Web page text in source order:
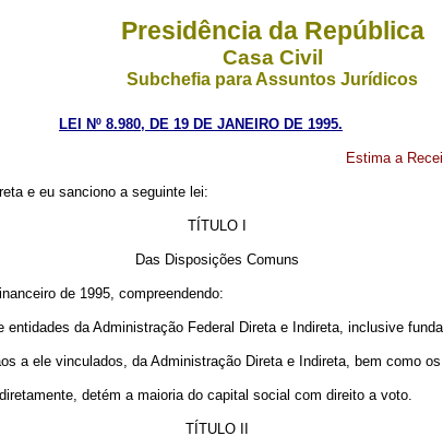
Presidência da República
Casa Civil
Subchefia para Assuntos Jurídicos
LEI Nº 8.980, DE 19 DE JANEIRO DE 1995.
Estima a
e eu sanciono a seguinte lei:
TÍTULO I
Das Disposições Comuns
de 1995, compreendendo:
da Administração Federal Direta e Indireta, inclusive
a ele vinculados, da Administração Direta e Indireta, bem como
detém a maioria do capital social com direito a voto.
TÍTULO II